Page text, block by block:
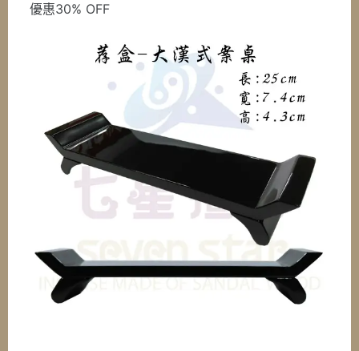
優惠30% OFF